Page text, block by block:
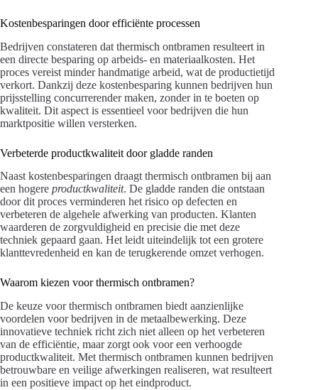
Kostenbesparingen door efficiënte processen
Bedrijven constateren dat thermisch ontbramen resulteert in
een directe besparing op arbeids- en materiaalkosten. Het
proces vereist minder handmatige arbeid, wat de productietijd
verkort. Dankzij deze kostenbesparing kunnen bedrijven hun
prijsstelling concurrerender maken, zonder in te boeten op
kwaliteit. Dit aspect is essentieel voor bedrijven die hun
marktpositie willen versterken.
Verbeterde productkwaliteit door gladde randen
Naast kostenbesparingen draagt thermisch ontbramen bij aan
een hogere productkwaliteit. De gladde randen die ontstaan
door dit proces verminderen het risico op defecten en
verbeteren de algehele afwerking van producten. Klanten
waarderen de zorgvuldigheid en precisie die met deze
techniek gepaard gaan. Het leidt uiteindelijk tot een grotere
klanttevredenheid en kan de terugkerende omzet verhogen.
Waarom kiezen voor thermisch ontbramen?
De keuze voor thermisch ontbramen biedt aanzienlijke
voordelen voor bedrijven in de metaalbewerking. Deze
innovatieve techniek richt zich niet alleen op het verbeteren
van de efficiëntie, maar zorgt ook voor een verhoogde
productkwaliteit. Met thermisch ontbramen kunnen bedrijven
betrouwbare en veilige afwerkingen realiseren, wat resulteert
in een positieve impact op het eindproduct.